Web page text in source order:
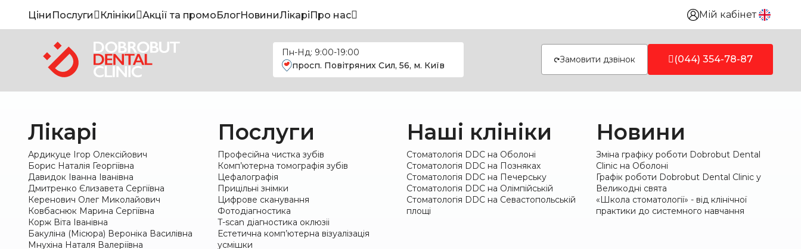
Ціни Послуги Клініки Акції та промоБлогНовиниЛікаріПро нас Мій кабінет
Пн-Нд: 9:00-19:00
просп. Повітряних Сил, 56, м. Київ
Замовити дзвінок (044) 354-78-87
Лікарі
Ардикуце Ігор Олексійович
Борис Наталія Георгіївна
Давидок Іванна Іванівна
Дмитренко Єлизавета Сергіївна
Керенович Олег Миколайович
Ковбаснюк Марина Сергіївна
Корж Віта Іванівна
Бакуліна (Місюра) Вероніка Василівна
Мнухіна Наталя Валеріївна
Послуги
Професійна чистка зубів
Комп’ютерна томографія зубів
Цефалографія
Прицільні знімки
Цифрове сканування
Фотодіагностика
T-scan діагностика оклюзіі
Естетична комп’ютерна візуалізація
усмішки
Наші клініки
Стоматологія DDC на Оболоні
Стоматологія DDC на Позняках
Стоматологія DDC на Печерську
Стоматологія DDC на Олімпійській
Стоматологія DDC на Севастопольській
площі
Новини
Зміна графіку роботи Dobrobut Dental
Clinic на Оболоні
Графік роботи Dobrobut Dental Clinic у
Великодні свята
«Школа стоматології» - від клінічної
практики до системного навчання